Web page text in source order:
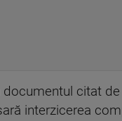
documentul citat de
interzicerea